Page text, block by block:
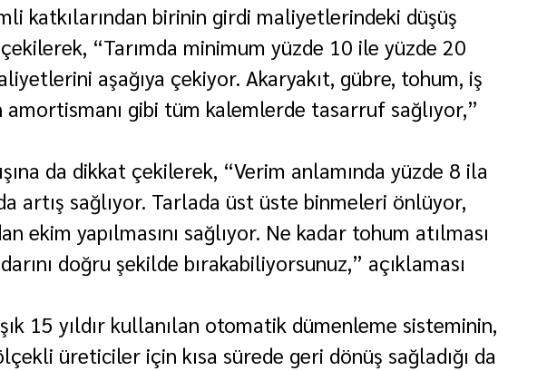
katkılarından birinin girdi maliyetlerindeki düşüş
“Tarımda minimum yüzde 10 ile yüzde 20
aşağıya çekiyor. Akaryakıt, gübre, tohum, iş
amortismanı gibi tüm kalemlerde tasarruf sağlıyor,”
da dikkat çekilerek, “Verim anlamında yüzde 8 ila
artış sağlıyor. Tarlada üst üste binmeleri önlüyor,
ekim yapılmasını sağlıyor. Ne kadar tohum atılması
doğru şekilde bırakabiliyorsunuz,” açıklaması
15 yıldır kullanılan otomatik dümenleme sisteminin,
üreticiler için kısa sürede geri dönüş sağladığı da